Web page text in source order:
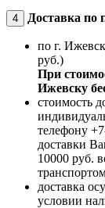
4 Доставка по
по г.
руб.)
При
Ижевску
стоимость
телефону
доставки
10000 руб.
доставка
условии